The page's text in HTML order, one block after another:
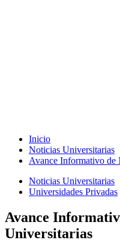
Inicio
Noticias Universitarias
Avance Informativo de
Noticias Universitarias
Universidades Privadas
Avance
Universitarias